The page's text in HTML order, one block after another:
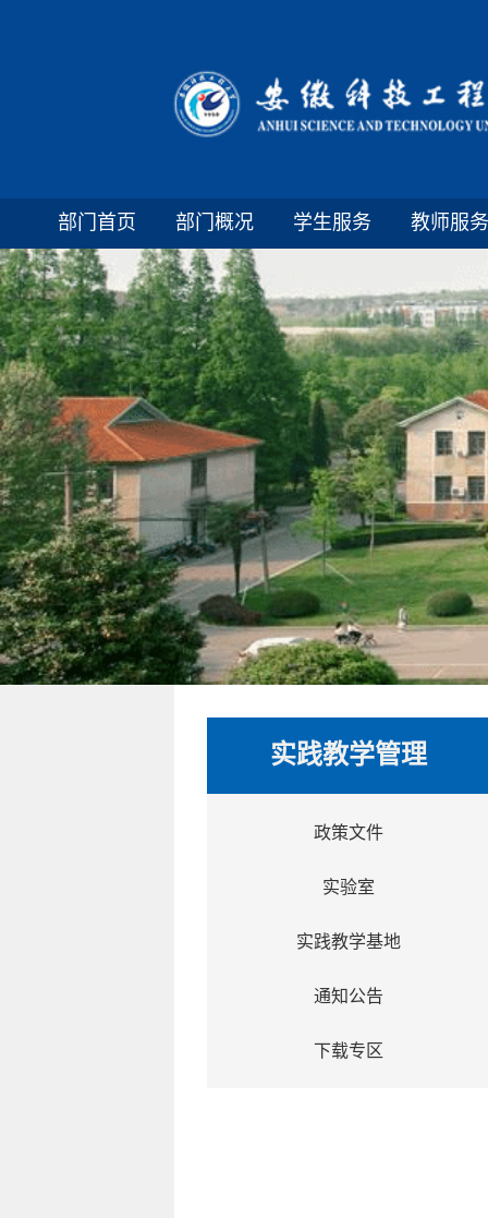
部门首页 部门概况 学生服务 教师服务
实践教学管理
政策文件
实验室
实践教学基地
通知公告
下载专区